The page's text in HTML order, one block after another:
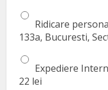
Ridicare
133a, Bucuresti,
Expediere
22 lei